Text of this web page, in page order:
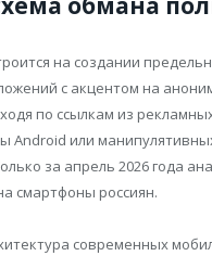
на создании
с акцентом на
по ссылкам из
Android или
за апрель 2026 года
смартфоны россиян.
современных